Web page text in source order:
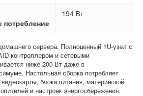
потребление
194 Вт
сервера. Полноценный 1U-узел с
контроллером и сетевыми
ниже 200 Вт даже в
Настольная сборка потребляет
видеокарты, блока питания, материнской
и настроек энергосбережения.